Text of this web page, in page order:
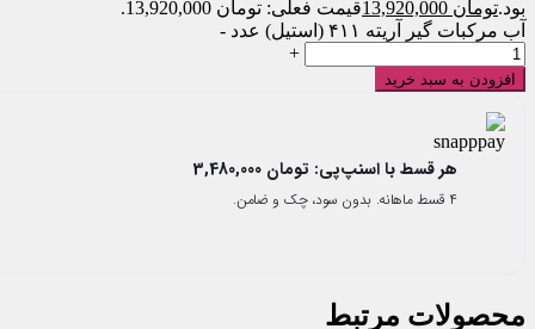
بود.تومان
قیمت فعلی: تومان 13,920,000.
آب مرکبات گیر آریته ۴۱۱ (استیل) عدد
-
+
افزودن به سبد خرید
هر قسط با اسنپ‌پی: تومان
۴ قسط ماهانه. بدون سود، چک و ضامن.
محصولات مرتبط